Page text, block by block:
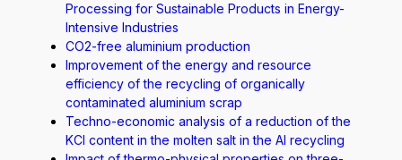
Processing for Sustainable Products in Energy-
Intensive Industries
CO2-free aluminium production
Improvement of the energy and resource
efficiency of the recycling of organically
contaminated aluminium scrap
Techno-economic analysis of a reduction of the
KCI content in the molten salt in the Al recycling